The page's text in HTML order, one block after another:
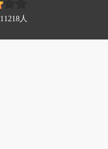
11218 人